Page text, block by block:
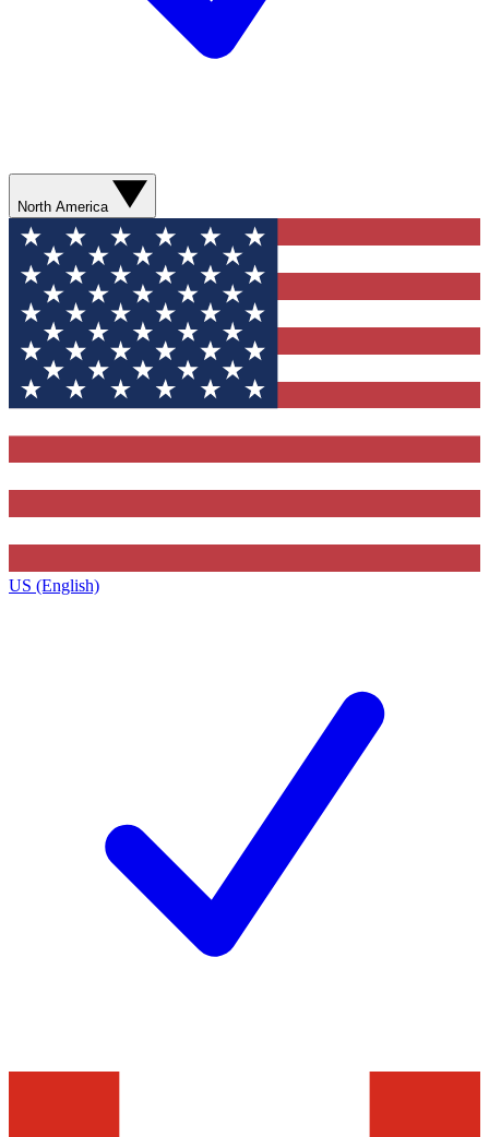
North America
US (English)